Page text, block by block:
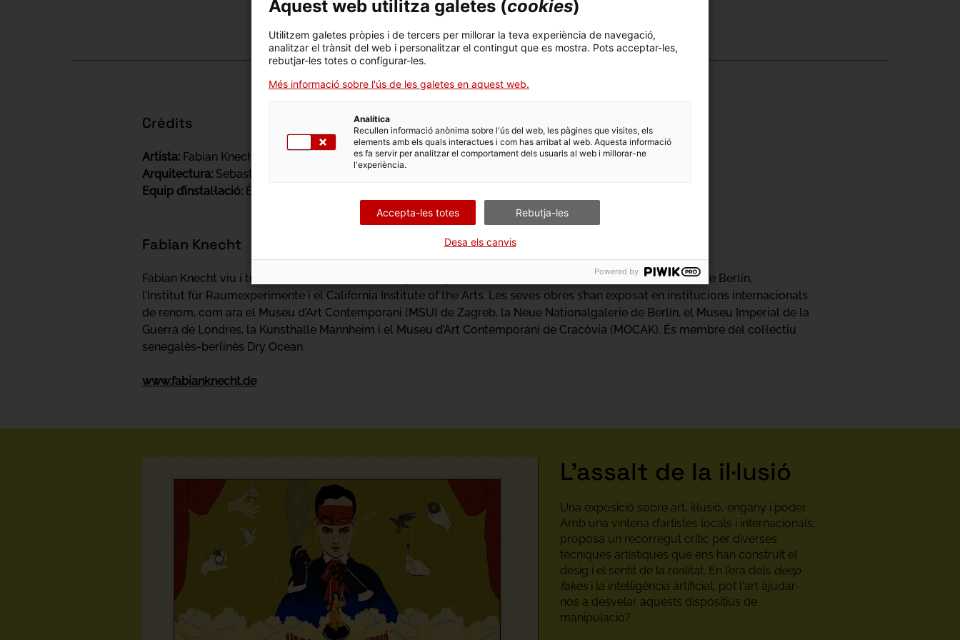
Crèdits
Artista: Fabian Knecht
Arquitectura: Sebastian Keller i Tobias Schmitt
Equip d’instal·lació: Èlia Bagó Flaquer, Marcus Kraushaar, Hernán Tonelli i Sara Torres López
Fabian Knecht
Fabian Knecht viu i treballa a Berlín. Nascut a Magdeburg el 1980, va estudiar a la Universitat de les Arts de Berlín,
l’Institut für Raumexperimente i el California Institute of the Arts. Les seves obres s’han exposat en institucions internacionals
de renom, com ara el Museu d’Art Contemporani (MSU) de Zagreb, la Neue Nationalgalerie de Berlín, el Museu Imperial de la
Guerra de Londres, la Kunsthalle Mannheim i el Museu d’Art Contemporani de Cracòvia (MOCAK). És membre del col·lectiu
senegalès-berlinès Dry Ocean.
www.fabianknecht.de
L'assalt de la il·lusió
Una exposició sobre art, il·lusió, engany i poder.
Amb una vintena d’artistes locals i internacionals,
proposa un recorregut crític per diverses
tècniques artístiques que ens han construït el
desig i el sentit de la realitat. En l’era dels deep
fakesi la intel·ligència artificial, pot l'art ajudar-
nos a desvelar aquests dispositius de
manipulació?
Aquest web utilitza galetes (cookies)
Utilitzem galetes pròpies i de tercers per millorar la teva experiència de navegació,
analitzar el trànsit del web i personalitzar el contingut que es mostra. Pots acceptar-les,
rebutjar-les totes o configurar-les.
Més informació sobre l'ús de les galetes en aquest web.
Analítica
Recullen informació anònima sobre l'ús del web, les pàgines que visites, els
elements amb els quals interactues i com has arribat al web. Aquesta informació
es fa servir per analitzar el comportament dels usuaris al web i millorar-ne
l'experiència.
Accepta-les totes Rebutja-les
Desa els canvis
Powered by